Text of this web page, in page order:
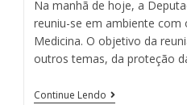
Na manhã de hoje, a
reuniu-se em ambiente com
Medicina. O objetivo da
outros temas, da proteção
Continue Lendo